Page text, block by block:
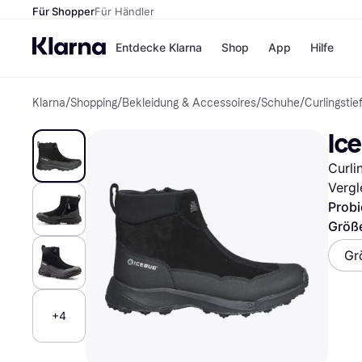
Für ShopperFür Händler
Entdecke Klarna
Zahlungsmethoden
Bezahle in bis zu 30
Shop
Shops
H&M
Temu
Alle Shops
App Hilfe
Klarna/Shopping/Bekleidung & Accessoires/Schuhe/
+4